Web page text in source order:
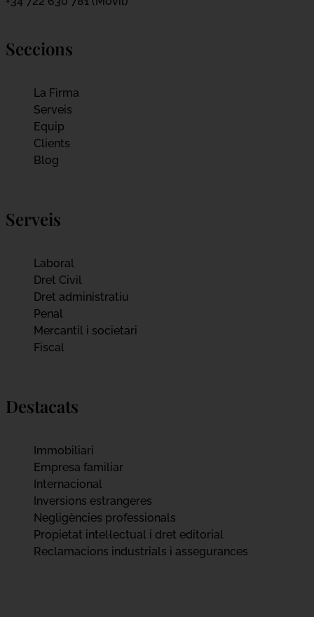
Seccions
La Firma
Serveis
Equip
Clients
Blog
Serveis
Laboral
Dret Civil
Dret administratiu
Penal
Mercantil i societari
Fiscal
Destacats
Immobiliari
Empresa familiar
Internacional
Inversions estrangeres
Negligències professionals
Propietat intel·lectual i dret editorial
Reclamacions industrials i assegurances